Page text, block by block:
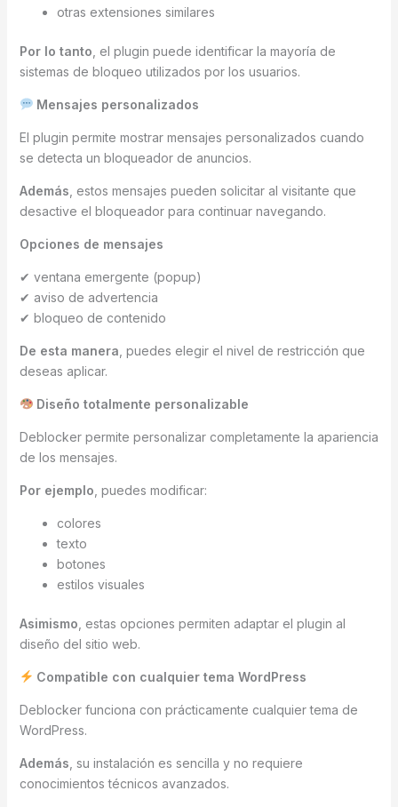
otras extensiones similares
Por lo tanto , el plugin puede identificar la mayoría de
sistemas de bloqueo utilizados por los usuarios.
Mensajes personalizados
El plugin permite mostrar mensajes personalizados cuando
se detecta un bloqueador de anuncios.
Además , estos mensajes pueden solicitar al visitante que
desactive el bloqueador para continuar navegando.
Opciones de mensajes
✔ ventana emergente (popup)
✔ aviso de advertencia
✔ bloqueo de contenido
De esta manera , puedes elegir el nivel de restricción que
deseas aplicar.
Diseño totalmente personalizable
Deblocker permite personalizar completamente la apariencia
de los mensajes.
Por ejemplo , puedes modificar:
colores
texto
botones
estilos visuales
Asimismo , estas opciones permiten adaptar el plugin al
diseño del sitio web.
Compatible con cualquier tema WordPress
Deblocker funciona con prácticamente cualquier tema de
WordPress.
Además , su instalación es sencilla y no requiere
conocimientos técnicos avanzados.